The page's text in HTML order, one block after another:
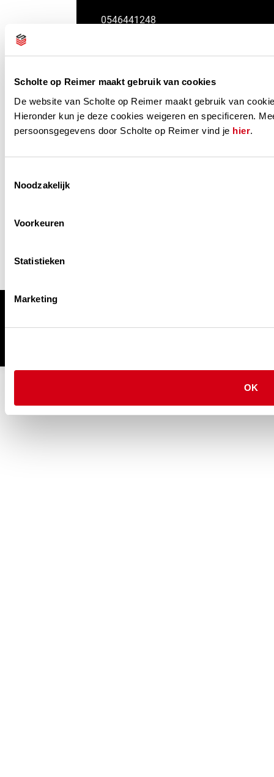
Scholte op Reimer maakt gebruik van cookies
De website van Scholte op Reimer maakt gebruik van
Hieronder kun je deze cookies weigeren en specificeren.
persoonsgegevens door Scholte op Reimer vind je hier.
Noodzakelijk
Voorkeuren
Statistieken
Marketing
OK
0546441248
CERTIFICERINGEN